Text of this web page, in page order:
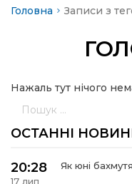
новини
Головна Записи з
Нажаль тут нічого
ОСТАННІ
20:28
17 лип
Як юні